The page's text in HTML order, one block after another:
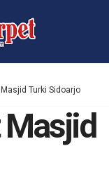
Turki Sidoarjo
Masjid